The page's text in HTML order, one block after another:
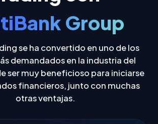
Group
se ha convertido en uno de los
demandados en la industria del
ser muy beneficioso para iniciarse
financieros, junto con muchas
otras ventajas.